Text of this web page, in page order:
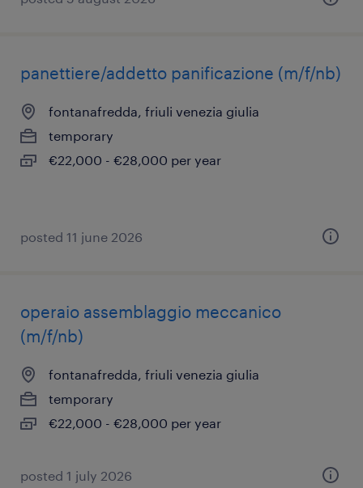
panettiere/addetto panificazione (m/f/nb)
fontanafredda, friuli venezia giulia
temporary
€22,000 - €28,000 per year
posted 11 june 2026
operaio assemblaggio meccanico
(m/f/nb)
fontanafredda, friuli venezia giulia
temporary
€22,000 - €28,000 per year
posted 1 july 2026